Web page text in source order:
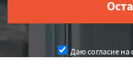
Даю согласие